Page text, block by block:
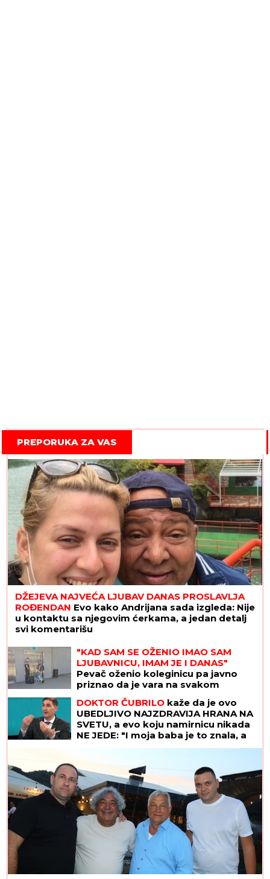
PREPORUKA ZA VAS
DŽEJEVA NAJVEĆA LJUBAV DANAS PROSLAVLJA
ROĐENDAN Evo kako Andrijana sada izgleda: Nije
u kontaktu sa njegovim ćerkama, a jedan detalj
svi komentarišu
"KAD SAM SE OŽENIO IMAO SAM
LJUBAVNICU, IMAM JE I DANAS"
Pevač oženio koleginicu pa javno
priznao da je vara na svakom
koraku: "Skoro svi na estradi imaju
paralelne veze"
DOKTOR ČUBRILO kaže da je ovo
UBEDLJIVO NAJZDRAVIJA HRANA NA
SVETU, a evo koju namirnicu nikada
NE JEDE: "I moja baba je to znala, a
možda vam zvuči suludo"